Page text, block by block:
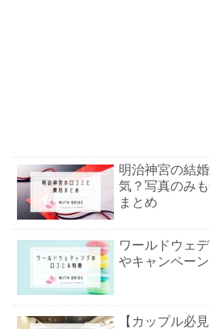
明治神宮の結
気？写真のみ
まとめ
ワールドウェ
やキャンペー
【カップル必